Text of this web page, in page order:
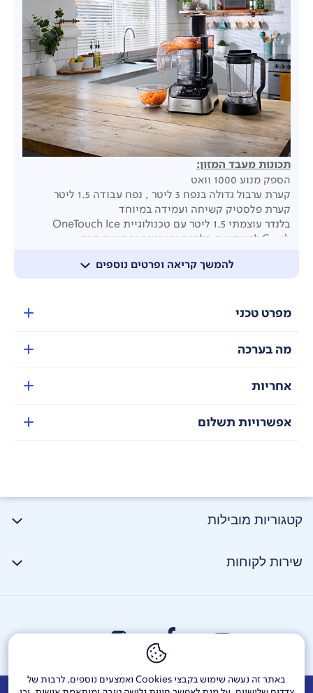
באתר זה נעשה שימוש בקבצי Cookies ואמצעים נוספים, לרבות של
להמשך קריאה ופרטים נוספים
תכונות מעבד המזון:
הספק מנוע 1000 וואט
קערת ערבול גדולה בנפח 3 ליטר , נפח עבודה 1.5 ליטר
קערת פלסטיק קשיחה ועמידה במיוחד
בלנדר עוצמתי 1.5 ליטר עם טכנולוגיית OneTouch Ice
Crush למשקאות חלקים וטעימים וכתישת קרח
מאזני EasyWeigh: מאזני שקילה דיגיטליים ייחודיים עם
ניתן לשקול ישירות לתוך הקערה או להשתמש כסט עצמאי
טיימר דיגיטלי
מפרט טכני
מה בערכה
אחריות
אפשרויות תשלום
קטגוריות מובילות
שירות לקוחות